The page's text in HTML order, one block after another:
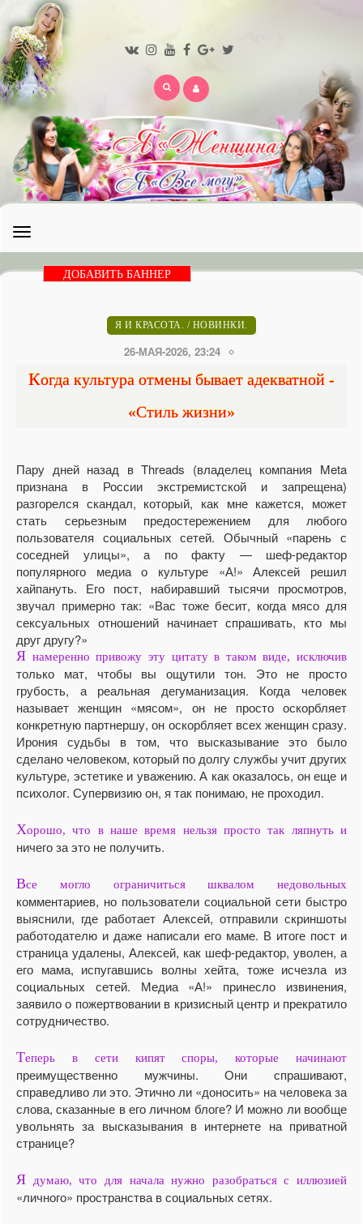
Открыть
меню
ДОБАВИТЬ БАННЕР
Я И КРАСОТА. / НОВИНКИ.
26-МАЯ-2026, 23:24
Когда культура отмены бывает адекватной -
«Стиль жизни»
Пару дней назад в Threads (владелец компания Meta
признана в России экстремистской и запрещена)
разгорелся скандал, который, как мне кажется, может
стать серьезным предостережением для любого
пользователя социальных сетей. Обычный «парень с
соседней улицы», а по факту — шеф-редактор
популярного медиа о культуре «А!» Алексей решил
хайпануть. Его пост, набиравший тысячи просмотров,
звучал примерно так: «Вас тоже бесит, когда мясо для
сексуальных отношений начинает спрашивать, кто мы
друг другу?»
Я намеренно привожу эту цитату в таком виде, исключив
только мат, чтобы вы ощутили тон. Это не просто
грубость, а реальная дегуманизация. Когда человек
называет женщин «мясом», он не просто оскорбляет
конкретную партнершу, он оскорбляет всех женщин сразу.
Ирония судьбы в том, что высказывание это было
сделано человеком, который по долгу службы учит других
культуре, эстетике и уважению. А как оказалось, он еще и
психолог. Супервизию он, я так понимаю, не проходил.
Хорошо, что в наше время нельзя просто так ляпнуть и
ничего за это не получить.
Все могло ограничиться шквалом недовольных
комментариев, но пользователи социальной сети быстро
выяснили, где работает Алексей, отправили скриншоты
работодателю и даже написали его маме. В итоге пост и
страница удалены, Алексей, как шеф-редактор, уволен, а
его мама, испугавшись волны хейта, тоже исчезла из
социальных сетей. Медиа «А!» принесло извинения,
заявило о пожертвовании в кризисный центр и прекратило
сотрудничество.
Теперь в сети кипят споры, которые начинают
преимущественно мужчины. Они спрашивают,
справедливо ли это. Этично ли «доносить» на человека за
слова, сказанные в его личном блоге? И можно ли вообще
увольнять за высказывания в интернете на приватной
странице?
Я думаю, что для начала нужно разобраться с иллюзией
«личного» пространства в социальных сетях.